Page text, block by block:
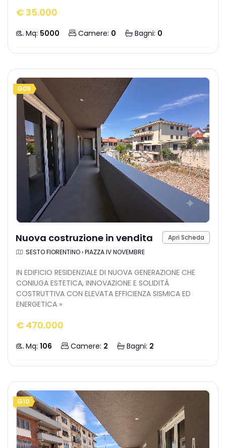
€ 35.000
Mq: 5000 Camere: 0 Bagni: 0
G09
Apri Scheda
Nuova costruzione in vendita
SESTO FIORENTINO › PIAZZA IV NOVEMBRE
IN EDIFICIO RESIDENZIALE DI NUOVA GENERAZIONE CHE
CONIUGA ESTETICA, INNOVAZIONE E SOLIDITÀ
COSTRUTTIVA CON ELEVATA EFFICIENZA SISMICA ED
ENERGETICA »
€ 470.000
Mq: 106 Camere: 2 Bagni: 2
G10